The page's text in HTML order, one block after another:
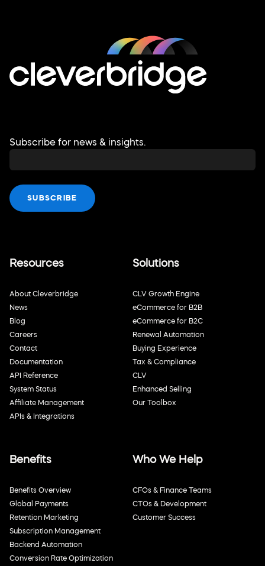
Subscribe for news & insights.
Resources
About Cleverbridge
News
Blog
Careers
Contact
Documentation
API Reference
System Status
Affiliate Management
APIs & Integrations
Solutions
CLV Growth Engine
eCommerce for B2B
eCommerce for B2C
Renewal Automation
Buying Experience
Tax & Compliance
CLV
Enhanced Selling
Our Toolbox
Benefits
Benefits Overview
Global Payments
Retention Marketing
Subscription Management
Backend Automation
Conversion Rate Optimization
Who We Help
CFOs & Finance Teams
CTOs & Development
Customer Success